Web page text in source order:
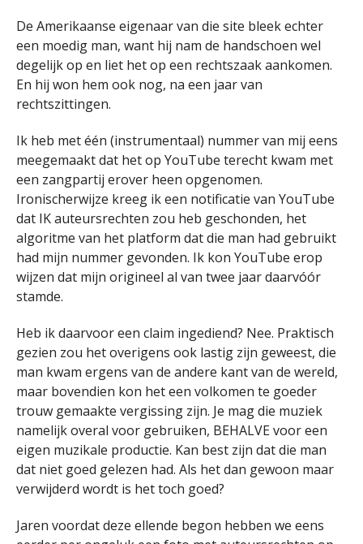
De Amerikaanse eigenaar van die site bleek echter
een moedig man, want hij nam de handschoen wel
degelijk op en liet het op een rechtszaak aankomen.
En hij won hem ook nog, na een jaar van
rechtszittingen.
Ik heb met één (instrumentaal) nummer van mij eens
meegemaakt dat het op YouTube terecht kwam met
een zangpartij erover heen opgenomen.
Ironischerwijze kreeg ik een notificatie van YouTube
dat IK auteursrechten zou heb geschonden, het
algoritme van het platform dat die man had gebruikt
had mijn nummer gevonden. Ik kon YouTube erop
wijzen dat mijn origineel al van twee jaar daarvóór
stamde.
Heb ik daarvoor een claim ingediend? Nee. Praktisch
gezien zou het overigens ook lastig zijn geweest, die
man kwam ergens van de andere kant van de wereld,
maar bovendien kon het een volkomen te goeder
trouw gemaakte vergissing zijn. Je mag die muziek
namelijk overal voor gebruiken, BEHALVE voor een
eigen muzikale productie. Kan best zijn dat die man
dat niet goed gelezen had. Als het dan gewoon maar
verwijderd wordt is het toch goed?
Jaren voordat deze ellende begon hebben we eens